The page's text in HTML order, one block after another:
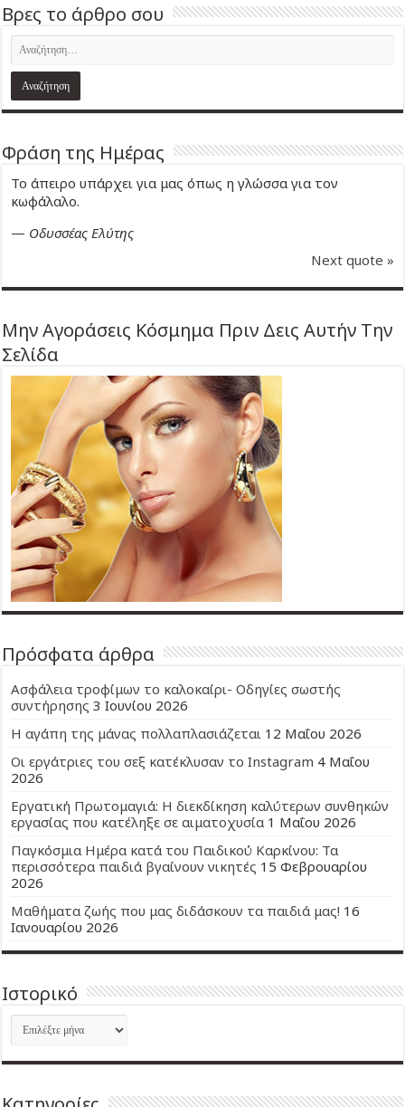
Βρες το άρθρο σου
Φράση της Ημέρας
Το άπειρο υπάρχει για μας όπως η γλώσσα για τον
κωφάλαλο.
— Οδυσσέας Ελύτης
Next quote »
Μην Αγοράσεις Κόσμημα Πριν Δεις Αυτήν Την
Σελίδα
Πρόσφατα άρθρα
Ασφάλεια τροφίμων το καλοκαίρι- Οδηγίες σωστής
συντήρησης 3 Ιουνίου 2026
Η αγάπη της μάνας πολλαπλασιάζεται 12 Μαΐου 2026
Οι εργάτριες του σεξ κατέκλυσαν το Instagram 4 Μαΐου
2026
Εργατική Πρωτομαγιά: Η διεκδίκηση καλύτερων συνθηκών
εργασίας που κατέληξε σε αιματοχυσία 1 Μαΐου 2026
Παγκόσμια Ημέρα κατά του Παιδικού Καρκίνου: Τα
περισσότερα παιδιά βγαίνουν νικητές 15 Φεβρουαρίου
2026
Μαθήματα ζωής που μας διδάσκουν τα παιδιά μας! 16
Ιανουαρίου 2026
Ιστορικό
Ιστορικό